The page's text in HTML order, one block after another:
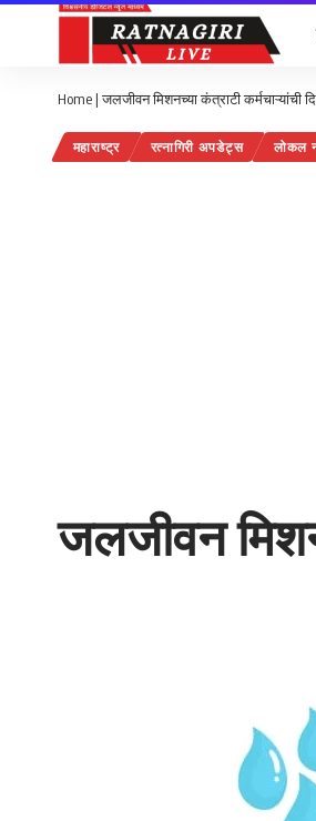
Home |जलजीवन मिशनच्या कंत्राटी कर्मचाऱ्यांची
महाराष्ट्र रत्नागिरी अपडेट्स लोकल
जलजीवन